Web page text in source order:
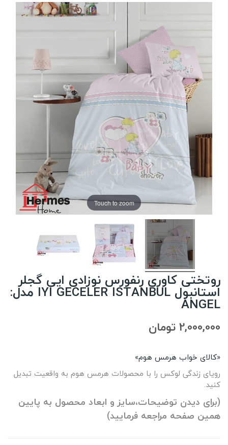
Touch to zoom
روتختی کاوری رنفورس نوزادی ایی گجلر
استانبول IYI GECELER ISTANBUL مدل:
ANGEL
2,000,000 تومان
«کالای خواب هرمس هوم»
رویای زندگی لوکس را با محصولات هرمس هوم به واقعیت تبدیل
کنید.
(برای دیدن توضیحات،سایز و ابعاد محصول به پایین
همین صفحه مراجعه فرمایید)